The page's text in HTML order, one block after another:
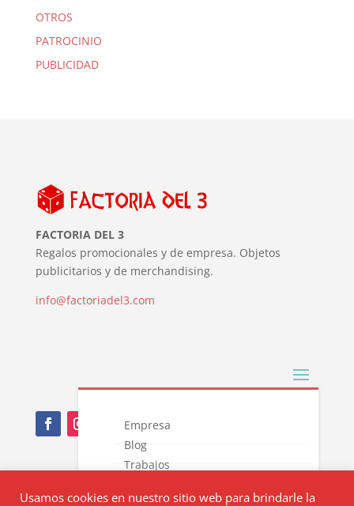
OTROS
PATROCINIO
PUBLICIDAD
FACTORIA DEL 3
Regalos promocionales y de empresa. Objetos
publicitarios y de merchandising.
info@factoriadel3.com
Empresa
Blog
Trabajos
Nota Legal
Usamos cookies en nuestro sitio web para brindarle la